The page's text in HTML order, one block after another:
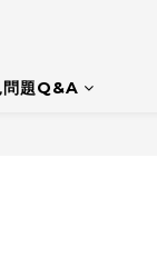
問題Q&A